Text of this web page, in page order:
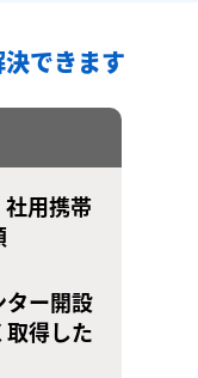
できます
社用携帯
ター開設
得した